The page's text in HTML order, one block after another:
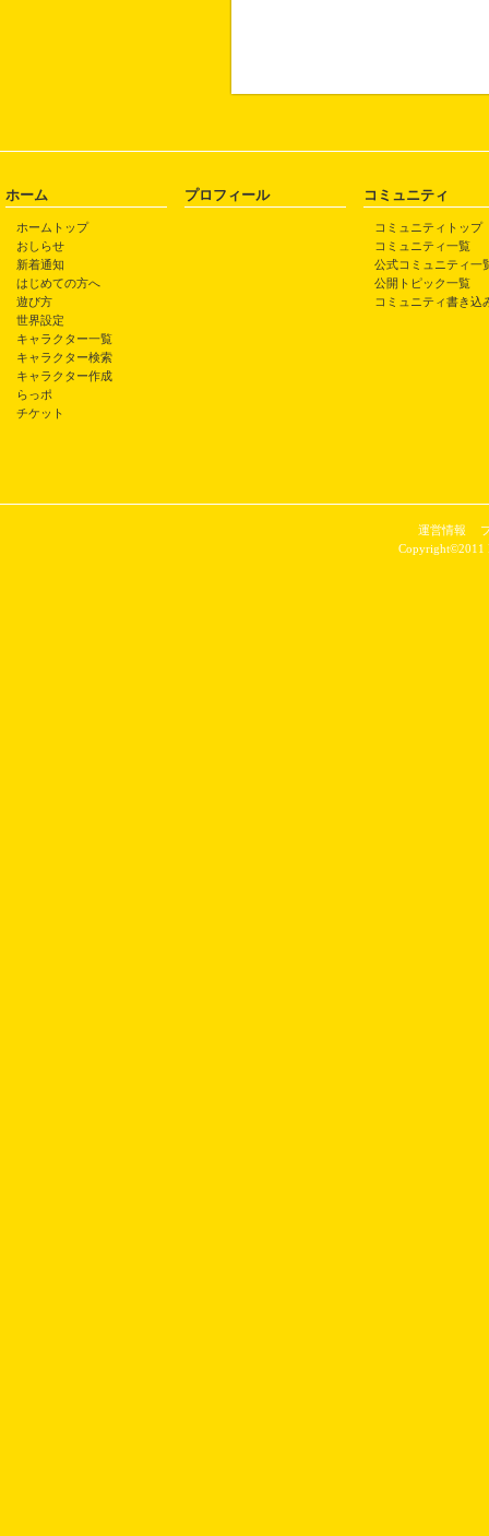
ホーム
ホームトップ
おしらせ
新着通知
はじめての方へ
遊び方
世界設定
キャラクター一覧
キャラクター検索
キャラクター作成
らっポ
チケット
プロフィール コミュニティ
コミュニティトップ
コミュニティ一覧
公式コミュニティ一
公開トピック一覧
コミュニティ書き込
運営情報
Copyright©2011